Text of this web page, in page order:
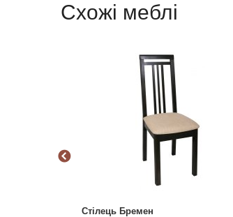
Схожі меблі
Стілець Бремен